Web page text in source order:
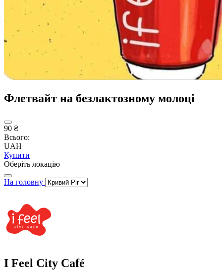
Флетвайт на безлактозному молоці
90 ₴
Всього:
UAH
Купити
Оберіть локацію
На головну
I Feel City Café